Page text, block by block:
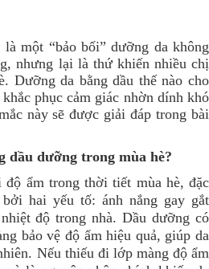
một “bảo bối” dưỡng da không
nhưng lại là thứ khiến nhiều chị
Dưỡng da bằng dầu thế nào cho
phục cảm giác nhờn dính khó
này sẽ được giải đáp trong bài
dầu dưỡng trong mùa hè?
ẩm trong thời tiết mùa hè, đặc
hai yếu tố: ánh nắng gay gắt
độ trong nhà. Dầu dưỡng có
bảo vệ độ ẩm hiệu quả, giúp da
Nếu thiếu đi lớp màng độ ẩm